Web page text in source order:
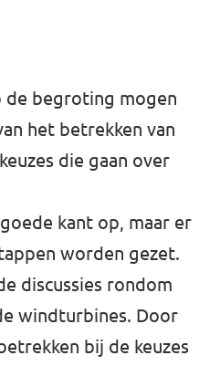
de begroting mogen
het betrekken van
die gaan over
kant op, maar er
worden gezet.
discussies rondom
windturbines. Door
bij de keuzes